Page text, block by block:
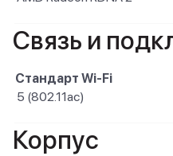
Связь и
Стандарт Wi-Fi
5 (802.11ac)
Корпус